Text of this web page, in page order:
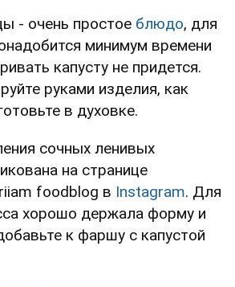
- очень простое блюдо, для
минимум времени
капусту не придется.
руками изделия, как
в духовке.
сочных ленивых
на странице
foodblog в Instagram. Для
хорошо держала форму и
к фаршу с капустой